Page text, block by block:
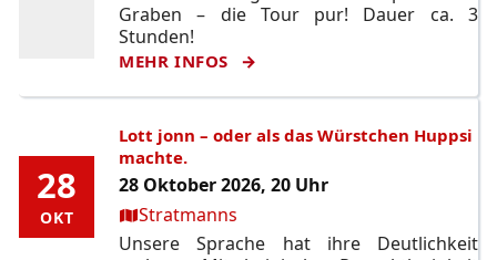
Graben – die Tour pur! Dauer ca. 3
Stunden!
MEHR INFOS
28
OKT
28
OKT
Lott jonn – oder als das Würstchen Huppsi
machte.
28 Oktober 2026, 20 Uhr
Ort:Stratmanns
Unsere Sprache hat ihre Deutlichkeit